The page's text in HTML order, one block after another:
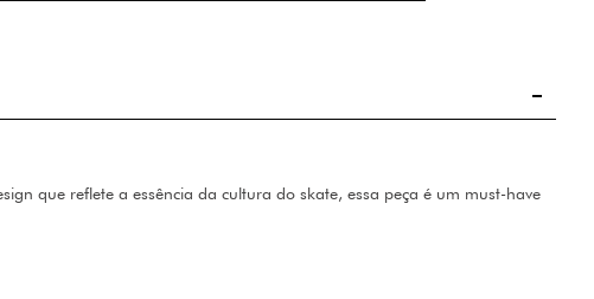
que reflete a essência da cultura do skate, essa peça é um must-have